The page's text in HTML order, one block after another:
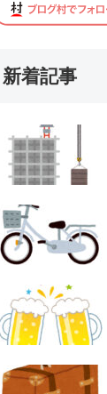
新着記事